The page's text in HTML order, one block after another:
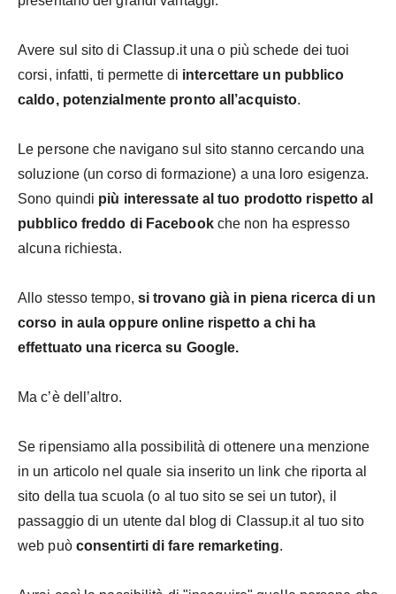
Avere sul sito di Classup.it una o più schede dei tuoi
corsi, infatti, ti permette di intercettare un pubblico
caldo, potenzialmente pronto all’acquisto.
Le persone che navigano sul sito stanno cercando una
soluzione (un corso di formazione) a una loro esigenza.
Sono quindi più interessate al tuo prodotto rispetto al
pubblico freddo di Facebookche non ha espresso
alcuna richiesta.
Allo stesso tempo, si trovano già in piena ricerca di un
corso in aula oppure online rispetto a chi ha
effettuato una ricerca su Google.
Ma c’è dell’altro.
Se ripensiamo alla possibilità di ottenere una menzione
in un articolo nel quale sia inserito un link che riporta al
sito della tua scuola (o al tuo sito se sei un tutor), il
passaggio di un utente dal blog di Classup.it al tuo sito
web può consentirti di fare remarketing.